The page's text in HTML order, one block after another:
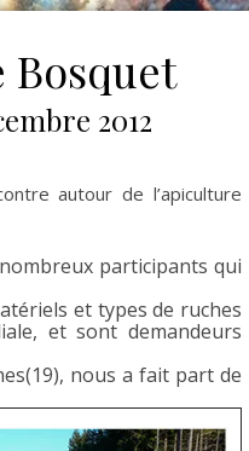
Bosquet
2012
autour de l’apiculture
participants qui
et types de ruches
et sont demandeurs
nous a fait part de